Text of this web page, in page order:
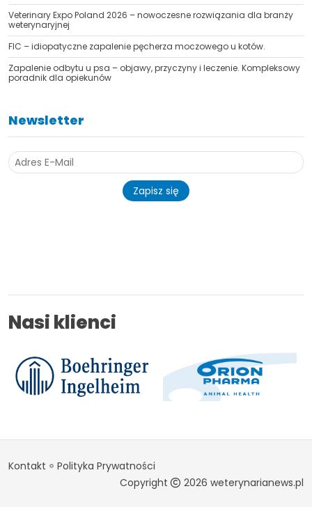
Veterinary Expo Poland 2026 – nowoczesne rozwiązania dla branży
weterynaryjnej
FIC – idiopatyczne zapalenie pęcherza moczowego u kotów.
Zapalenie odbytu u psa – objawy, przyczyny i leczenie. Kompleksowy
poradnik dla opiekunów
Newsletter
Zapisz się
Nasi klienci
Kontakt
Polityka Prywatności
Copyright
2026 weterynarianews.pl